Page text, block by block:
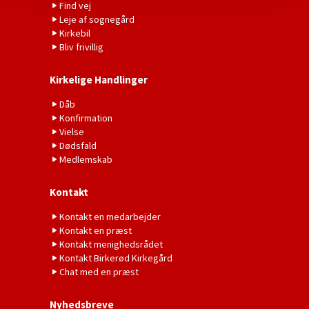
Find vej
Leje af sognegård
Kirkebil
Bliv frivillig
Kirkelige Handlinger
Dåb
Konfirmation
Vielse
Dødsfald
Medlemskab
Kontakt
Kontakt en medarbejder
Kontakt en præst
Kontakt menighedsrådet
Kontakt Birkerød Kirkegård
Chat med en præst
Nyhedsbreve